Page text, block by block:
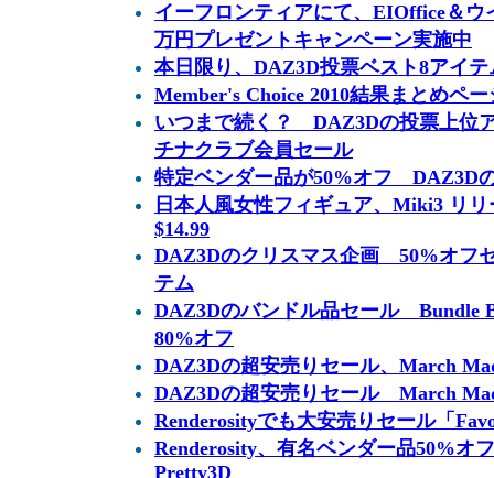
イーフロンティアにて、EIOffice＆ウ
万円プレゼントキャンペーン実施中
本日限り、DAZ3D投票ベスト8アイテ
Member's Choice 2010結果まとめペー
いつまで続く？ DAZ3Dの投票上位
チナクラブ会員セール
特定ベンダー品が50%オフ DAZ3Dの
日本人風女性フィギュア、Miki3 リ
$14.99
DAZ3Dのクリスマス企画 50%オフ
テム
DAZ3Dのバンドル品セール Bundle
80%オフ
DAZ3Dの超安売りセール、March
DAZ3Dの超安売りセール March
Renderosityでも大安売りセール「
Renderosity、有名ベンダー品50%オ
Pretty3D